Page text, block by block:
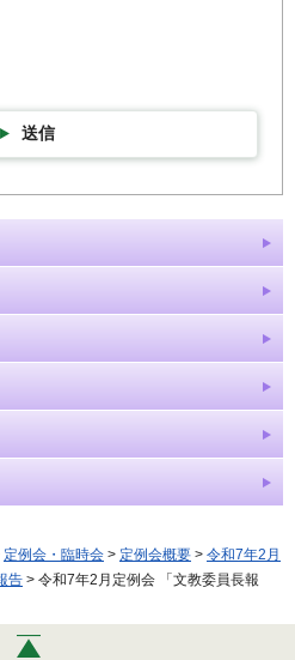
送信
定例会・臨時会 > 定例会概要 > 令和7年2月
告 > 令和7年2月定例会 「文教委員長報